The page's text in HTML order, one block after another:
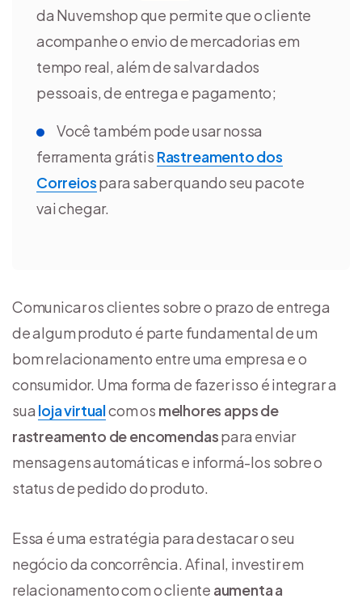
da Nuvemshop que permite que o cliente
acompanhe o envio de mercadorias em
tempo real, além de salvar dados
pessoais, de entrega e pagamento;
Você também pode usar nossa
ferramenta grátis Rastreamento dos
Correiospara saber quando seu pacote
vai chegar.
Comunicar os clientes sobre o prazo de entrega
de algum produto é parte fundamental de um
bom relacionamento entre uma empresa e o
consumidor. Uma forma de fazer isso é integrar a
sua loja virtualcom os melhores apps de
rastreamento de encomendaspara enviar
mensagens automáticas e informá-los sobre o
status de pedido do produto.
Essa é uma estratégia para destacar o seu
negócio da concorrência. Afinal, investir em
relacionamento com o cliente aumenta a